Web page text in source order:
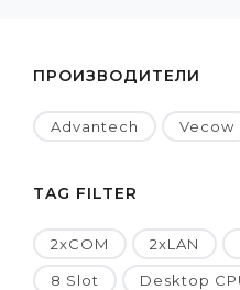
ПРОИЗВОДИТЕЛИ
Advantech Vecow
TAG FILTER
2xCOM 2xLAN
8 Slot Desktop